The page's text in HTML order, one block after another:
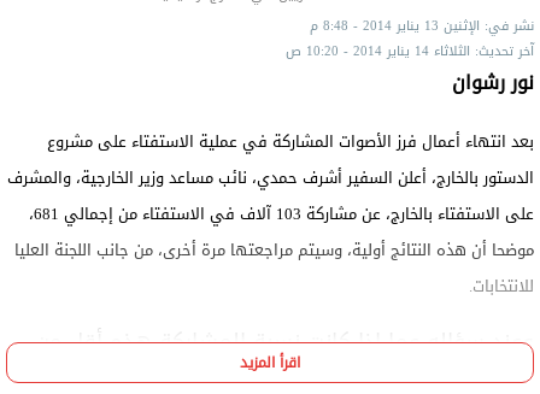
نشر في: الإثنين 13 يناير 2014 - 8:48 م
آخر تحديث: الثلاثاء 14 يناير 2014 - 10:20 ص
نور رشوان
بعد انتهاء أعمال فرز الأصوات المشاركة في عملية الاستفتاء على مشروع
الدستور بالخارج، أعلن السفير أشرف حمدي، نائب مساعد وزير الخارجية، والمشرف
على الاستفتاء بالخارج، عن مشاركة 103 آلاف في الاستفتاء من إجمالي 681،
موضحا أن هذه النتائج أولية، وسيتم مراجعتها مرة أخرى، من جانب اللجنة العليا
للانتخابات.
وعند سؤاله عما إذا كانت نسبة المشاركة هذه أقل من
نسبة المشاركة في استفتاء 2012 أم لا، أجاب لوزرة في
اقرأ المزيد